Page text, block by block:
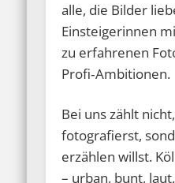
alle, die Bilder
Einsteigerinnen
zu erfahrenen
Profi‑Ambitionen.
Bei uns zählt
fotografierst,
erzählen willst.
– urban, bunt,